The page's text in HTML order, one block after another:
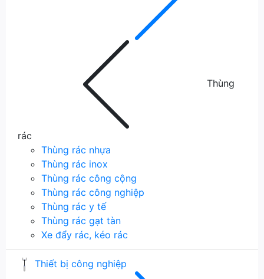
Thùng
rác
Thùng rác nhựa
Thùng rác inox
Thùng rác công cộng
Thùng rác công nghiệp
Thùng rác y tế
Thùng rác gạt tàn
Xe đẩy rác, kéo rác
Thiết bị công nghiệp